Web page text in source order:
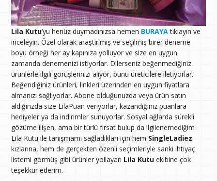
Lila Kutu‘yu henüz duymadınızsa hemen BURAYAtıklayın ve
inceleyin. Özel olarak araştırlmış ve seçilmiş birer deneme
boyu örneği her ay kapınıza yolluyor ve size en uygun
zamanda denemenizi istiyorlar. Dilerseniz beğenmediğiniz
ürünlerle ilgili görüşlerinizi alıyor, bunu üreticilere iletiyorlar.
Beğendiğiniz ürünleri, linkleri üzerinden en uygun fiyatlara
almanızı sağlıyorlar. Abone olduğunuzda veya ürün satın
aldığınzda size LilaPuan veriyorlar, kazandığınız puanlara
hediyeler ya da indirimler sunuyorlar. Sosyal ağlarda sürekli
gözüme ilişen, ama bir türlü fırsat bulup da ilgilenemediğim
Lila Kutu ile tanışmamı sağladıkları için hem SingleLadiez
kızlarına, hem de gerçekten özenli seçimleriyle sanki ihtiyaç
listemi görmüş gibi ürünler yollayan Lila Kutuekibine çok
teşekkür ederim.